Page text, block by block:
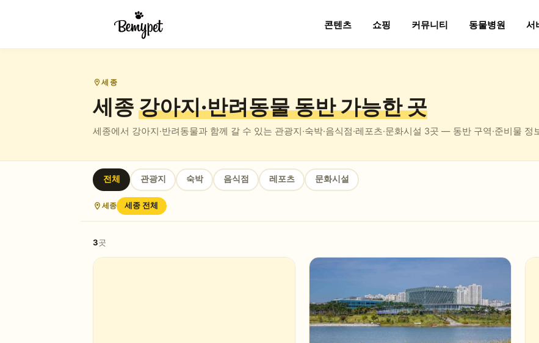
콘텐츠 쇼핑 커뮤니티 동물병원 서
세종
세종강아지·반려동물 동반가능한 곳
세종에서 강아지·반려동물과 함께 갈 수 있는 관광지·숙박·음식점·레포츠·문화시설 3곳 — 동반 구역·준비물 정
전체 관광지 숙박 음식점 레포츠 문화시설
세종 세종 전체
3곳